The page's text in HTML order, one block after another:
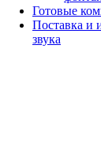
Готовые
Поставка и
звука